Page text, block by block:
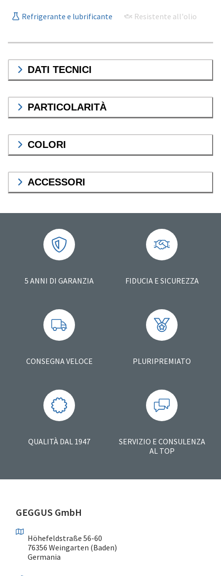
Refrigerante e lubrificante Resistente all'olio
DATI TECNICI
PARTICOLARITÀ
COLORI
ACCESSORI
5 ANNI DI GARANZIA FIDUCIA E SICUREZZA
CONSEGNA VELOCE PLURIPREMIATO
QUALITÀ DAL 1947
SERVIZIO E CONSULENZA
AL TOP
GEGGUS GmbH
Höhefeldstraße 56-60
76356 Weingarten (Baden)
Germania